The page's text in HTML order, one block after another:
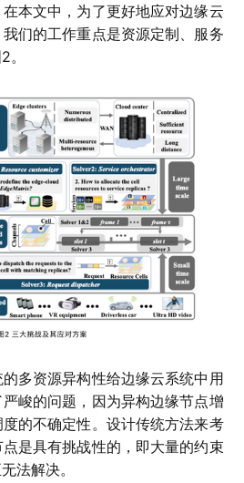
在本文中，为了更好地应对边缘云
们的工作重点是资源定制、服务
的多资源异构性给边缘云系统中用
峻的问题，因为异构边缘节点增
的不确定性。设计传统方法来考
是具有挑战性的，即大量的约束
法解决。